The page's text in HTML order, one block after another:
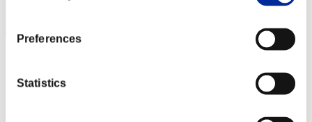
Preferences
Statistics
Puntos:Missions30/48'59"52